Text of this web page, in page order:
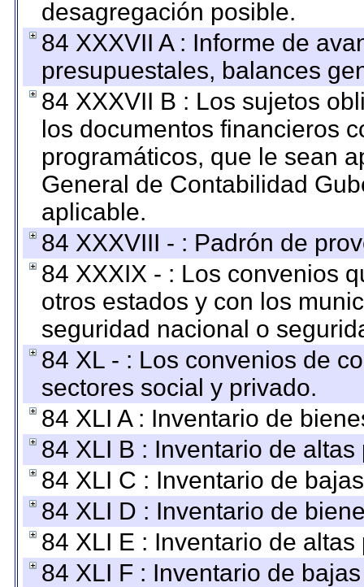
desagregación posible.
84 XXXVII A : Informe de
presupuestales, balances
84 XXXVII B : Los sujetos
los documentos financieros
programáticos, que le sean
General de Contabilidad
aplicable.
84 XXXVIII - : Padrón de
84 XXXIX - : Los convenios
otros estados y con los
seguridad nacional o
84 XL - : Los convenios de
sectores social y privado.
84 XLI A : Inventario de
84 XLI B : Inventario de
84 XLI C : Inventario de
84 XLI D : Inventario de
84 XLI E : Inventario de
84 XLI F : Inventario de